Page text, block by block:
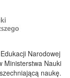
Narodowej
Ministerstwa Nauki
naukę.